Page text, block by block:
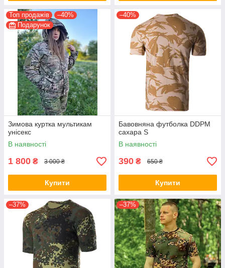
Топ продажів
–40%
Подарунок
Зимова куртка мультикам
унісекс
В наявності
1 800 ₴ 3 000 ₴
Купити
–40%
Бавовняна футболка DDPM
сахара S
В наявності
390 ₴ 650 ₴
Купити
–37% –37%